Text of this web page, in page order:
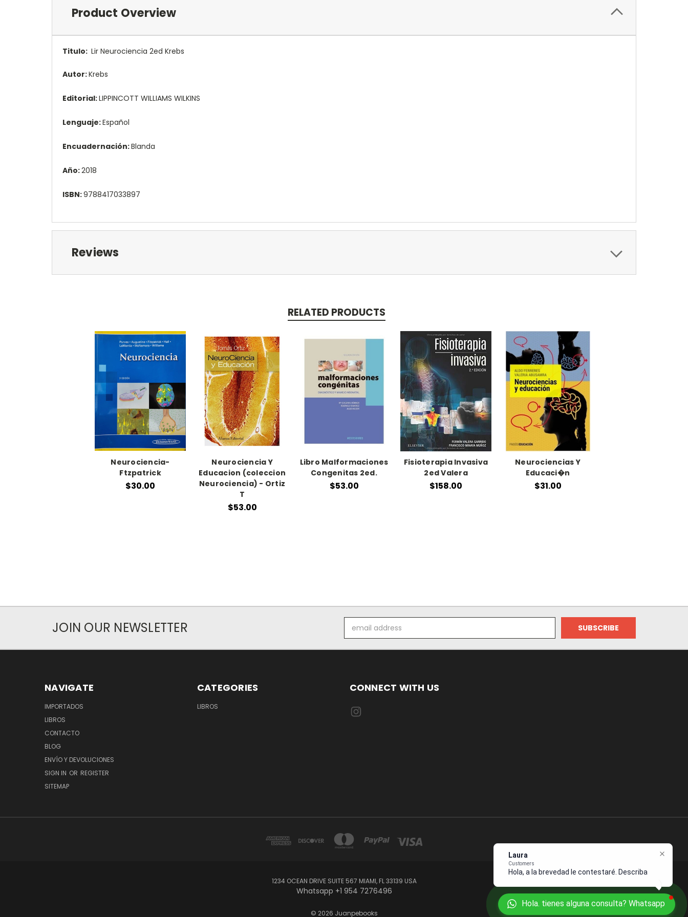
Product Overview
Titulo: Lir Neurociencia 2ed Krebs
Autor:Krebs
Editorial:LIPPINCOTT WILLIAMS WILKINS
Lenguaje:Español
Encuadernación:Blanda
Año:2018
ISBN:9788417033897
Reviews
RELATED PRODUCTS
Neurociencia-
Ftzpatrick
$30.00
Neurociencia Y
Educacion (coleccion
Neurociencia) - Ortiz
T
$53.00
Libro Malformaciones
Congenitas 2ed.
$53.00
Fisioterapia Invasiva
2ed Valera
$158.00
Neurociencias Y
Educaci�n
$31.00
JOIN OUR NEWSLETTER
Address
NAVIGATE
IMPORTADOS
LIBROS
CONTACTO
BLOG
ENVÍO Y DEVOLUCIONES
SIGN IN OR REGISTER
SITEMAP
CATEGORIES
LIBROS
CONNECT WITH US
1234 OCEAN DRIVE SUITE 567 MIAMI, FL 33139 USA
Whatsapp +1 954 7276496
© 2026 Juanpebooks